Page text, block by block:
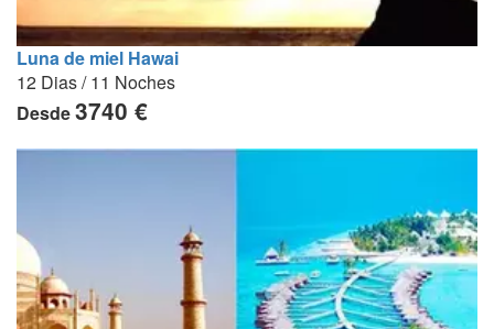
Luna de miel Hawai
12 Dias / 11 Noches
Desde3740 €